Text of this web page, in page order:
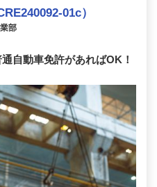
01c）
部
自動車免許があればOK！